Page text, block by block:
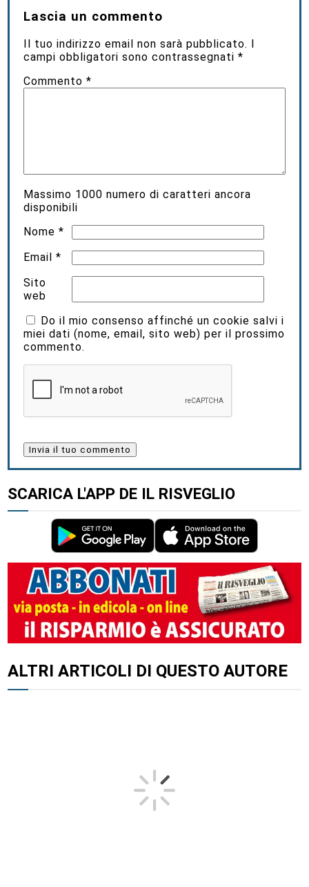
Lascia un commento
Il tuo indirizzo email non sarà pubblicato. I
campi obbligatori sono contrassegnati*
Commento*
Massimo 1000 numero di caratteri ancora
disponibili
Nome*
Email*
Sito
web
Do il mio consenso affinché un cookie salvi i
miei dati (nome, email, sito web) per il prossimo
commento.
SCARICA L'APP DE IL RISVEGLIO
ALTRI ARTICOLI DI QUESTO AUTORE